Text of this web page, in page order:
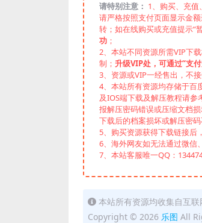
请特别注意： 1、购买、充值
请严格按照支付页面显示金
转；如在线购买或充值提示“
功 ；
2、本站不同资源所需VIP下
制； 升级VIP处，可通过“支
3、资源或VIP一经售出，不
4、本站所有资源均存储于百
及IOS端下载及解压教程请
报解压密码错误或压缩文档
下载后的档案损坏或解压密
5、购买资源获得下载链接后
6、海外网友如无法通过微信
7、本站客服唯一QQ：
本站所有资源均收集自互
Copyright © 2026 乐图 All